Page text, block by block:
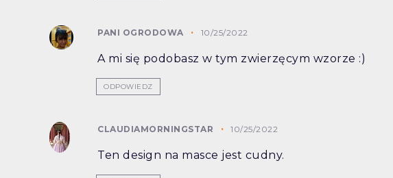
PANI OGRODOWA 10/25/2022
A mi się podobasz w tym zwierzęcym wzorze :)
ODPOWIEDZ
CLAUDIAMORNINGSTAR 10/25/2022
Ten design na masce jest cudny.